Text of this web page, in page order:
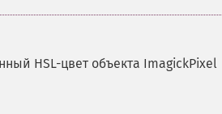
HSL-цвет объекта ImagickPixel